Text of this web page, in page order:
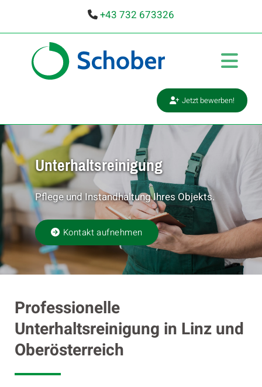
 +43 732 673326
Jetzt bewerben!
Unterhaltsreinigung
Pflege und Instandhaltung Ihres Objekts.
Kontakt aufnehmen
Professionelle
Unterhaltsreinigung in Linz und
Oberösterreich